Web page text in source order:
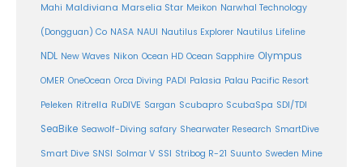
Mahi Maldiviana Marselia Star Meikon Narwhal Technology
(Dongguan) Co NASA NAUI Nautilus Explorer Nautilus Lifeline
NDL New Waves Nikon Ocean HD Ocean Sapphire Olympus
OMER OneOcean Orca Diving PADI Palasia Palau Pacific Resort
Peleken Ritrella RuDIVE Sargan Scubapro ScubaSpa SDI/TDI
SeaBike Seawolf-Diving safary Shearwater Research SmartDive
Smart Dive SNSI Solmar V SSI Stribog R-21 Suunto Sweden Mine